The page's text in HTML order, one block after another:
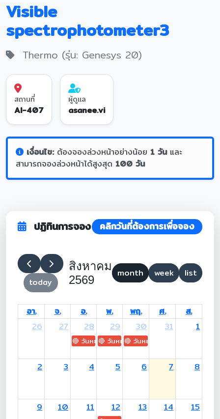
Visible
spectrophotometer3
Thermo (รุ่น: Genesys 20)
สถานที่
AI-407
ผู้ดูแล
asanee.vi
เงื่อนไข:ต้องจองล่วงหน้าอย่างน้อย 1 วันและ
สามารถจองล่วงหน้าได้สูงสุด 100 วัน
ปฏิทินการจอง คลิกวันที่ต้องการเพื่อจอง
today
สิงหาคม
2569
month week list
อา. จ. อ. พ. พฤ. ศ.
ส.
26
27 28
🔴 วันหยุด: H.M. King Maha Vajiralongkorn's
29
🔴 วันหยุด: Asanha Bucha Day
30
🔴 วันหยุด: Buddhist Lent
31 1
2 3 4 5 6 7 8
9 10 11 12 13 14 15